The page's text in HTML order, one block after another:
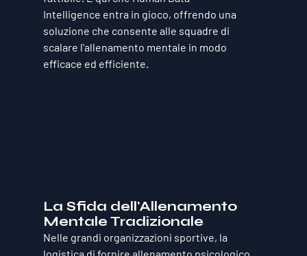
Intelligence entra in gioco, offrendo una
soluzione che consente alle squadre di
scalare l'allenamento mentale in modo
efficace ed efficiente.
La Sfida dell'Allenamento
Mentale Tradizionale
Nelle grandi organizzazioni sportive, la
logistica di fornire allenamento psicologico